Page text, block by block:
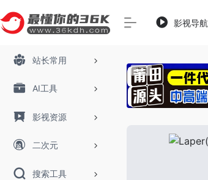
站长常用
AI工具
影视资源
二次元
搜索工具
影视导航